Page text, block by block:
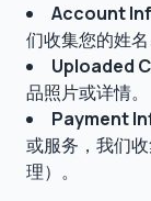
Account
们收集您的姓名
Uploaded
品照片或详情。
Payment
或服务，我们
理）。